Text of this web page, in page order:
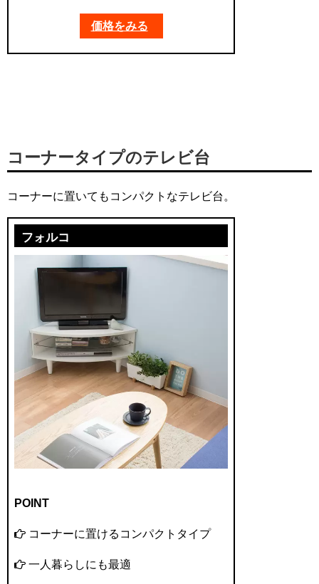
価格をみる
コーナータイプのテレビ台
コーナーに置いてもコンパクトなテレビ台。
フォルコ
POINT
コーナーに置けるコンパクトタイプ
一人暮らしにも最適